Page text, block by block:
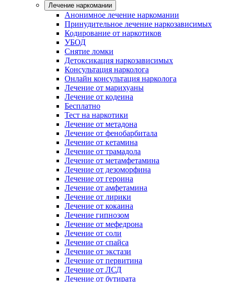
Лечение наркомании
Анонимное лечение наркомании
Принудительное лечение наркозависимых
Кодирование от наркотиков
УБОД
Снятие ломки
Детоксикация наркозависимых
Консультация нарколога
Онлайн консультация нарколога
Лечение от марихуаны
Лечение от кодеина
Бесплатно
Тест на наркотики
Лечение от метадона
Лечение от фенобарбитала
Лечение от кетамина
Лечение от трамадола
Лечение от метамфетамина
Лечение от дезоморфина
Лечение от героина
Лечение от амфетамина
Лечение от лирики
Лечение от кокаина
Лечение гипнозом
Лечение от мефедрона
Лечение от соли
Лечение от спайса
Лечение от экстази
Лечение от первитина
Лечение от ЛСД
Лечение от бутирата